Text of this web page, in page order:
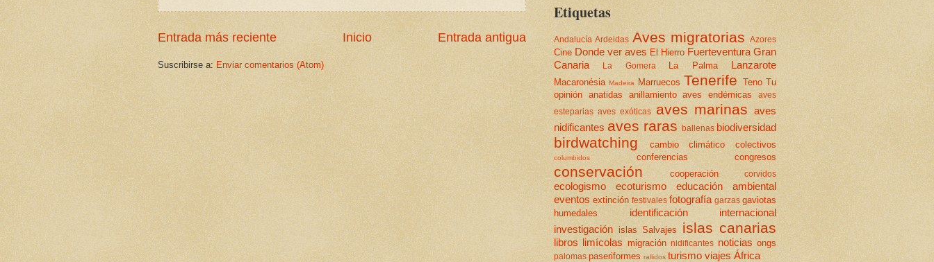
Entrada más reciente Entrada antigua
Inicio
Suscribirse a: Enviar comentarios (Atom)
Etiquetas
Andalucía Ardeidas Aves migratorias Azores
Cine Donde ver aves El Hierro Fuerteventura Gran
Canaria
La Gomera La Palma Lanzarote
Macaronésia Madeira Marruecos Tenerife Teno Tu
opinión anatidas anillamiento aves endémicas
aves
esteparias aves exóticas aves marinas aves
nidificantes aves raras ballenas biodiversidad
birdwatching cambio climático colectivos
columbidos conferencias congresos
conservación cooperación corvidos
ecologismo ecoturismo
educación ambiental
eventos extinción festivales fotografía garzas gaviotas
humedales
identificación
internacional
investigación islas Salvajes islas canarias
libros limícolas migración nidificantes noticias ongs
palomas paseriformes rallidos turismo viajes África